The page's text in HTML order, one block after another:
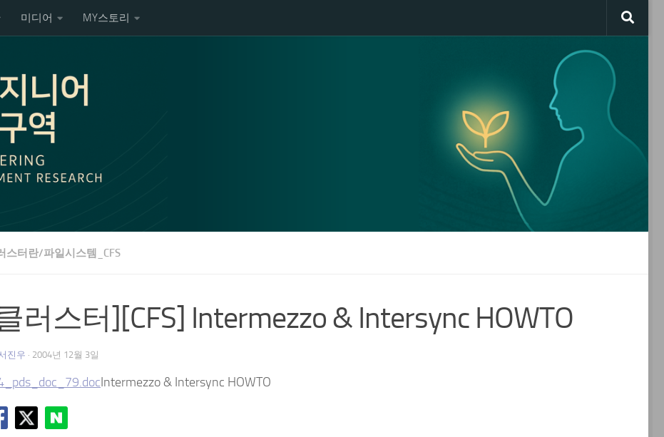
미디어 MY스토리
스터란/파일시스템_CFS
러스터][CFS] Intermezzo & Intersync HOWTO
진우 · 2004년 12월 3일
Intermezzo & Intersync HOWTO